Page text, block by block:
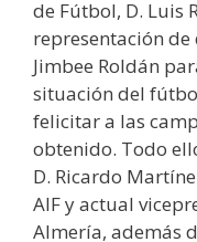
de Fútbol, D. Luis
representación
Jimbee Roldán
situación del
felicitar a las
obtenido. Todo
D. Ricardo
AIF y actual
Almería, además